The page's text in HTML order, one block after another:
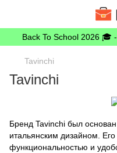
Back To School 2026 🎓
Tavinchi
Tavinchi
Бренд Tavinchi был
итальянским дизайном.
функциональностью и